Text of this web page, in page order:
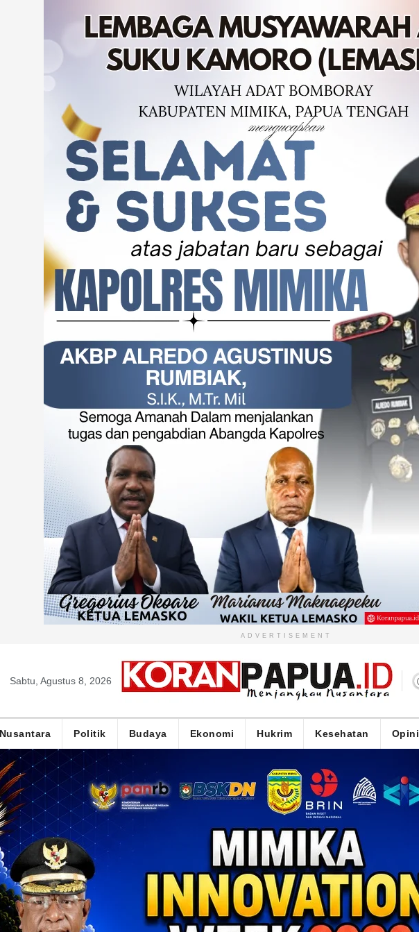
ADVERTISEMENT
Sabtu, Agustus 8, 2026
Nusantara Politik Budaya Ekonomi Hukrim Kesehatan Opini